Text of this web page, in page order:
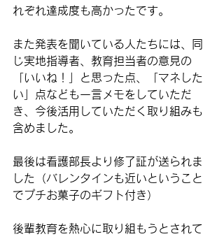
れぞれ達成度も高かったです。
また発表を聞いている人たちには、同
じ実地指導者、教育担当者の意見の
「いいね！」と思った点、「マネした
い」点なども一言メモをしていただ
き、今後活用していただく取り組みも
含めました。
最後は看護部長より修了証が送られま
した（バレンタインも近いということ
でプチお菓子のギフト付き）
後輩教育を熱心に取り組もうとされて